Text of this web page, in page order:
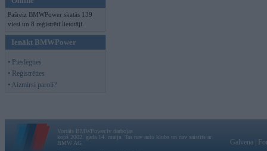
Pašreiz BMWPower skatās 139
viesi un 8 reģistrēti lietotāji.
Ienākt BMWPower
• Pieslēgties
• Reģistrēties
• Aizmirsi paroli?
Vortāls BMWPower.lv darbojas
kopš 2002. gada 14. maija. Tas nav auto klubs un nav saistīts ar
BMW AG.
Galvena